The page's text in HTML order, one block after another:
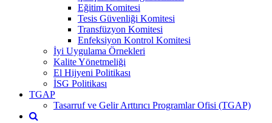
Eğitim Komitesi
Tesis Güvenliği Komitesi
Transfüzyon Komitesi
Enfeksiyon Kontrol Komitesi
İyi Uygulama Örnekleri
Kalite Yönetmeliği
El Hijyeni Politikası
İSG Politikası
TGAP
Tasarruf ve Gelir Arttırıcı Programlar Ofisi (TGAP)